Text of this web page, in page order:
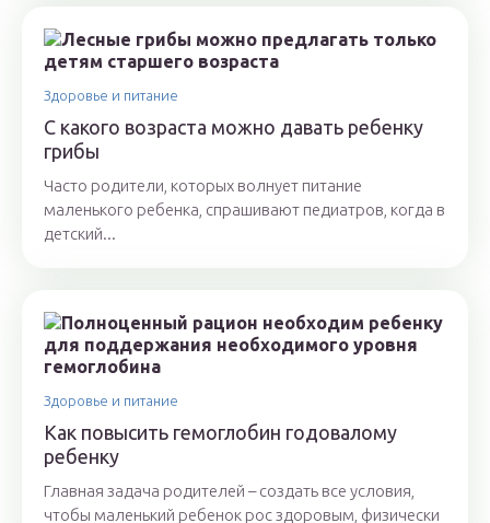
Здоровье и питание
С какого возраста можно давать ребенку
грибы
Часто родители, которых волнует питание
маленького ребенка, спрашивают педиатров, когда в
детский...
Здоровье и питание
Как повысить гемоглобин годовалому
ребенку
Главная задача родителей – создать все условия,
чтобы маленький ребенок рос здоровым, физически